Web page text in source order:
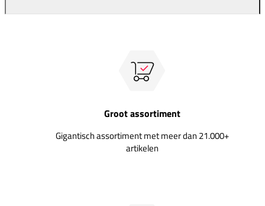
Groot assortiment
Gigantisch assortiment met meer dan 21.000+
artikelen